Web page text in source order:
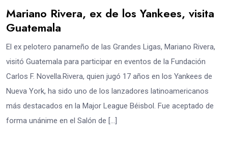
Mariano Rivera, ex de los Yankees, visita
Guatemala
El ex pelotero panameño de las Grandes Ligas, Mariano Rivera,
visitó Guatemala para participar en eventos de la Fundación
Carlos F. Novella.Rivera, quien jugó 17 años en los Yankees de
Nueva York, ha sido uno de los lanzadores latinoamericanos
más destacados en la Major League Béisbol. Fue aceptado de
forma unánime en el Salón de […]